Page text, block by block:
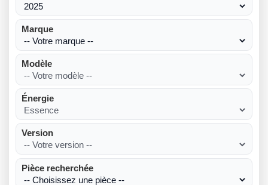
Marque
Modèle
Énergie
Version
Pièce recherchée